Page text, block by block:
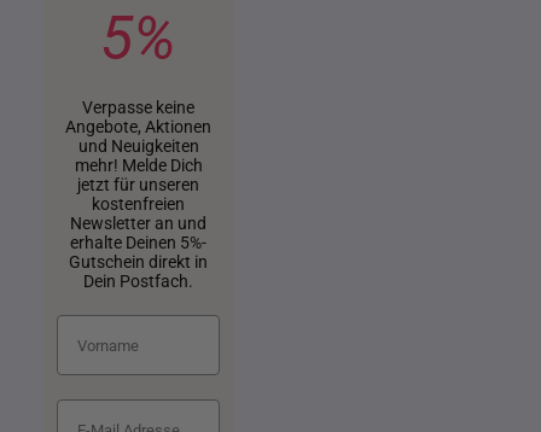
5%
Verpasse keine
Angebote, Aktionen
und Neuigkeiten
mehr! Melde Dich
jetzt für unseren
kostenfreien
Newsletter an und
erhalte Deinen 5%-
Gutschein direkt in
Dein Postfach.